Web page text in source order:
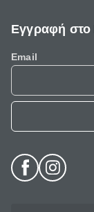
Εγγραφή
Email